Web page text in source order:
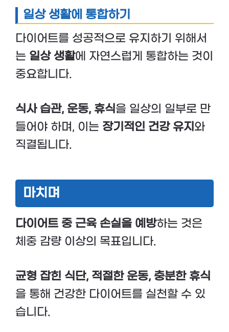
일상 생활에 통합하기
다이어트를 성공적으로 유지하기 위해서
는 일상 생활에 자연스럽게 통합하는 것이
중요합니다.
식사 습관, 운동, 휴식을 일상의 일부로 만
들어야 하며, 이는 장기적인 건강 유지 와
직결됩니다.
마치며
다이어트 중 근육 손실을 예방하는 것은
체중 감량 이상의 목표입니다.
균형 잡힌 식단, 적절한 운동, 충분한 휴식
을 통해 건강한 다이어트를 실천할 수 있
습니다.